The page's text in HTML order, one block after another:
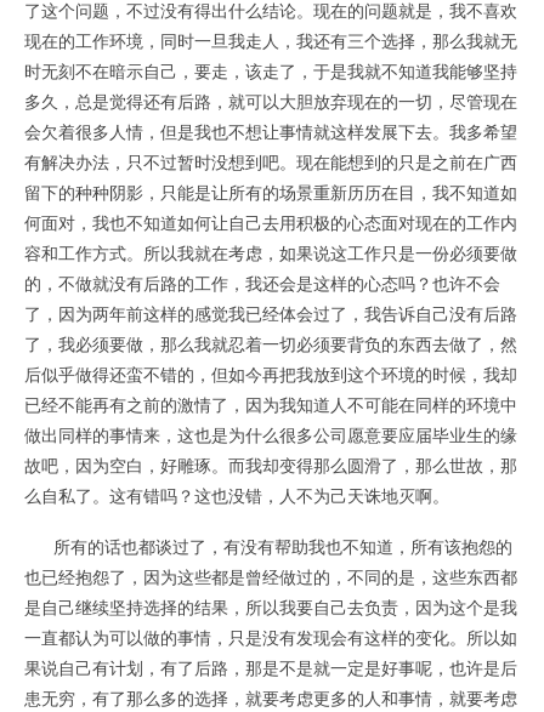
了这个问题，不过没有得出什么结论。现在的问题就是，我不喜欢
现在的工作环境，同时一旦我走人，我还有三个选择，那么我就无
时无刻不在暗示自己，要走，该走了，于是我就不知道我能够坚持
多久，总是觉得还有后路，就可以大胆放弃现在的一切，尽管现在
会欠着很多人情，但是我也不想让事情就这样发展下去。我多希望
有解决办法，只不过暂时没想到吧。现在能想到的只是之前在广西
留下的种种阴影，只能是让所有的场景重新历历在目，我不知道如
何面对，我也不知道如何让自己去用积极的心态面对现在的工作内
容和工作方式。所以我就在考虑，如果说这工作只是一份必须要做
的，不做就没有后路的工作，我还会是这样的心态吗？也许不会
了，因为两年前这样的感觉我已经体会过了，我告诉自己没有后路
了，我必须要做，那么我就忍着一切必须要背负的东西去做了，然
后似乎做得还蛮不错的，但如今再把我放到这个环境的时候，我却
已经不能再有之前的激情了，因为我知道人不可能在同样的环境中
做出同样的事情来，这也是为什么很多公司愿意要应届毕业生的缘
故吧，因为空白，好雕琢。而我却变得那么圆滑了，那么世故，那
么自私了。这有错吗？这也没错，人不为己天诛地灭啊。
所有的话也都谈过了，有没有帮助我也不知道，所有该抱怨的
也已经抱怨了，因为这些都是曾经做过的，不同的是，这些东西都
是自己继续坚持选择的结果，所以我要自己去负责，因为这个是我
一直都认为可以做的事情，只是没有发现会有这样的变化。所以如
果说自己有计划，有了后路，那是不是就一定是好事呢，也许是后
患无穷，有了那么多的选择，就要考虑更多的人和事情，就要考虑